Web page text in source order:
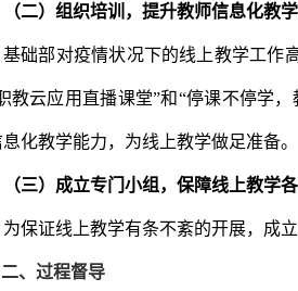
（二）组织培训，提升教师信息化教学
基础部对疫情状况下的线上教学工作
教云应用直播课堂”和“停课不停学
化教学能力，为线上教学做足准备。
（三）成立专门小组，保障线上教学各
为保证线上教学有条不紊的开展，成
二、过程督导